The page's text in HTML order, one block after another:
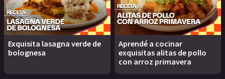
Exquisita lasagna verde de
bolognesa
Aprendé a cocinar
exquisitas alitas de pollo
con arroz primavera